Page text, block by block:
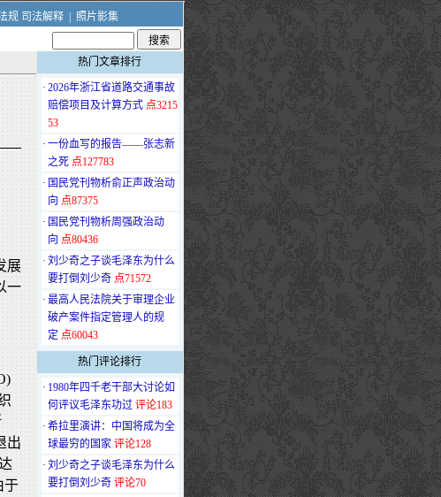
规 司法解释|
照片影集
展
一
出
于
热门文章排行
· 2026年浙江省道路交通事故
赔偿项目及计算方式 点3215
53
· 一份血写的报告——张志新
之死 点127783
· 国民党刊物析俞正声政治动
向 点87375
· 国民党刊物析周强政治动
向 点80436
· 刘少奇之子谈毛泽东为什么
要打倒刘少奇 点71572
· 最高人民法院关于审理企业
破产案件指定管理人的规
定 点60043
热门评论排行
· 1980年四千老干部大讨论如
何评议毛泽东功过 评论183
· 希拉里演讲：中国将成为全
球最穷的国家 评论128
· 刘少奇之子谈毛泽东为什么
要打倒刘少奇 评论70